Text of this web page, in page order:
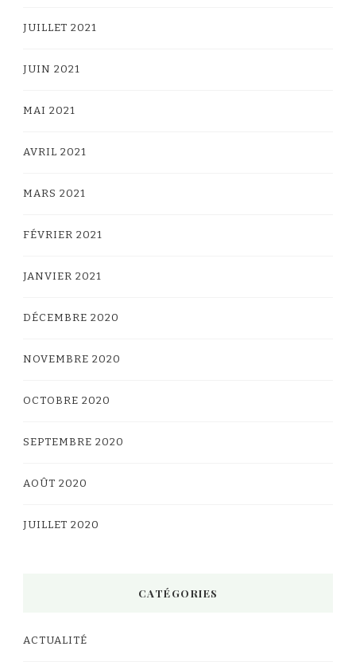
JUILLET 2021
JUIN 2021
MAI 2021
AVRIL 2021
MARS 2021
FÉVRIER 2021
JANVIER 2021
DÉCEMBRE 2020
NOVEMBRE 2020
OCTOBRE 2020
SEPTEMBRE 2020
AOÛT 2020
JUILLET 2020
CATÉGORIES
ACTUALITÉ